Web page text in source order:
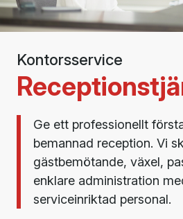
Kontorsservice
Ge ett professionellt
bemannad reception. Vi
gästbemötande, växel,
enklare administration
serviceinriktad personal.